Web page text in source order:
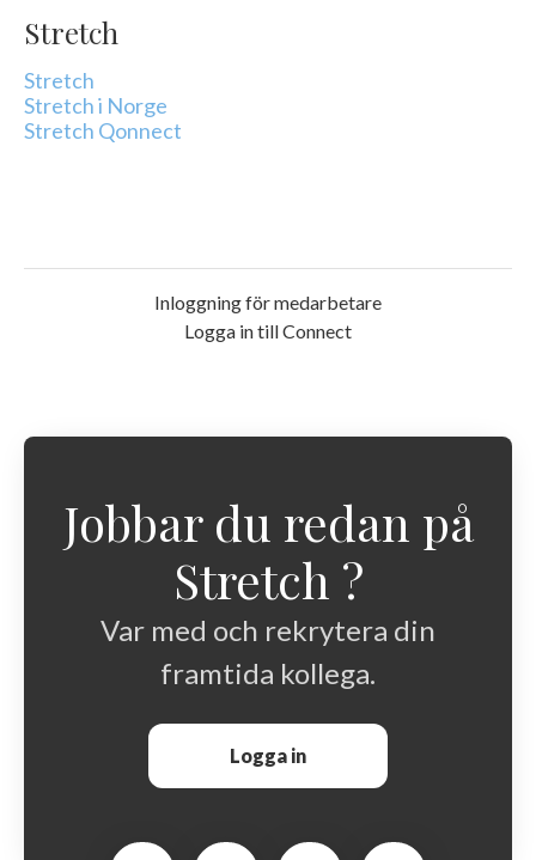
Stretch
Stretch
Stretch i Norge
Stretch Qonnect
Inloggning för medarbetare
Logga in till Connect
Jobbar du redan på
Stretch ?
Var med och rekrytera din
framtida kollega.
Logga in